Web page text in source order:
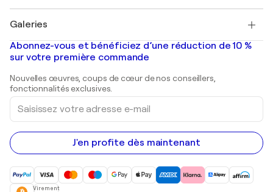
Banksy
Mr. Brainwash
Shepard Fairey
Tableaux abstraits à vendre
Peintures de paysage
Estampes
Peintures acryliques
Galeries
Galeries d'art en France
Galeries d'art en Belgique
Abonnez-vous et bénéficiez d’une réduction de 10 %
sur votre première commande
Nouvelles œuvres, coups de cœur de nos conseillers,
fonctionnalités exclusives.
Saisissez
votre
adresse
e-
mail
J'en profite dès maintenant
Virement